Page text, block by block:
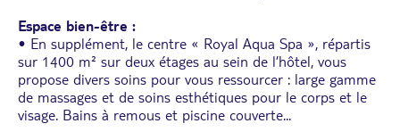
Espace bien-être :
• En supplément, le centre « Royal Aqua Spa », répartis
sur 1400 m² sur deux étages au sein de l’hôtel, vous
propose divers soins pour vous ressourcer : large gamme
de massages et de soins esthétiques pour le corps et le
visage. Bains à remous et piscine couverte...